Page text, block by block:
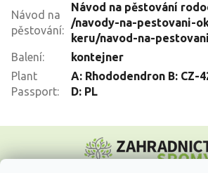
Návod na
pěstování:
Návod na pěstování
/navody-na-pestovani-
keru/navod-na-
Balení:
kontejner
Plant
Passport:
A: Rhododendron B: CZ-
D: PL
p